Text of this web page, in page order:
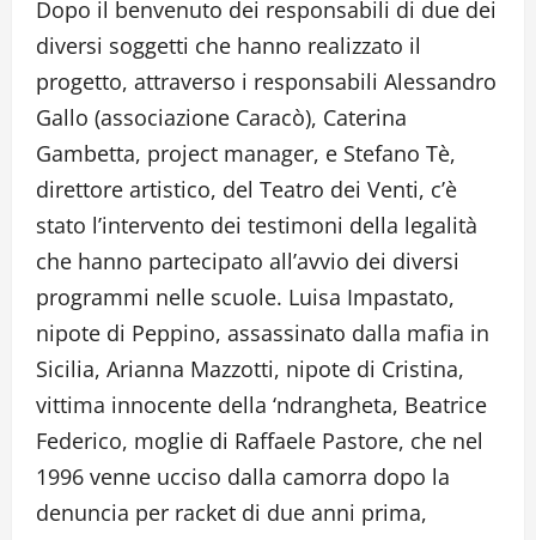
Dopo il benvenuto dei responsabili di due dei
diversi soggetti che hanno realizzato il
progetto, attraverso i responsabili Alessandro
Gallo (associazione Caracò), Caterina
Gambetta, project manager, e Stefano Tè,
direttore artistico, del Teatro dei Venti, c’è
stato l’intervento dei testimoni della legalità
che hanno partecipato all’avvio dei diversi
programmi nelle scuole. Luisa Impastato,
nipote di Peppino, assassinato dalla mafia in
Sicilia, Arianna Mazzotti, nipote di Cristina,
vittima innocente della ‘ndrangheta, Beatrice
Federico, moglie di Raffaele Pastore, che nel
1996 venne ucciso dalla camorra dopo la
denuncia per racket di due anni prima,